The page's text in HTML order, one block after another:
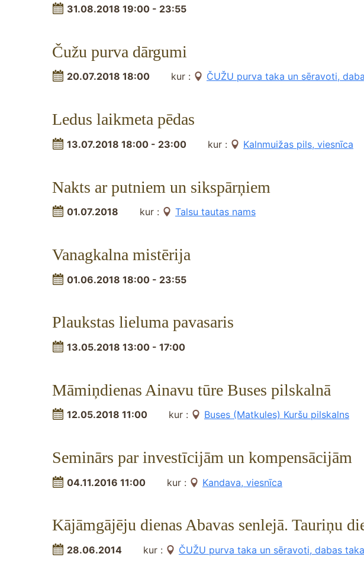
31.08.2018 19:00 - 23:55
Čužu purva dārgumi
20.07.2018 18:00 kur : ČUŽU purva taka un sēravoti,
Ledus laikmeta pēdas
13.07.2018 18:00 - 23:00 kur : Kalnmuižas pils, viesnīca
Nakts ar putniem un sikspārņiem
01.07.2018 kur : Talsu tautas nams
Vanagkalna mistērija
01.06.2018 18:00 - 23:55
Plaukstas lieluma pavasaris
13.05.2018 13:00 - 17:00
Māmiņdienas Ainavu tūre Buses pilskalnā
12.05.2018 11:00 kur : Buses (Matkules) Kuršu pilskalns
Seminārs par investīcijām un kompensācijām
04.11.2016 11:00 kur : Kandava, viesnīca
Kājāmgājēju dienas Abavas senlejā. Tauriņu
28.06.2014 kur : ČUŽU purva taka un sēravoti, dabas taka